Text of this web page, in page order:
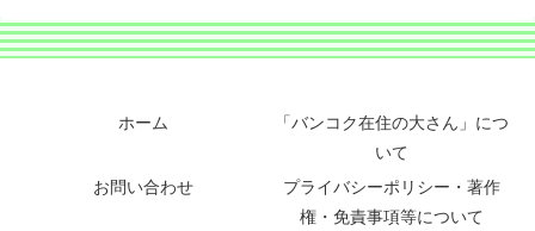
ホーム
「バンコク在住の大さん」につ
いて
お問い合わせ
プライバシーポリシー・著作
権・免責事項等について